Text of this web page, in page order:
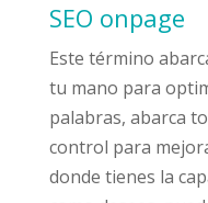
SEO onpage
Este término
tu mano para
palabras, abarca
control para
donde tienes la